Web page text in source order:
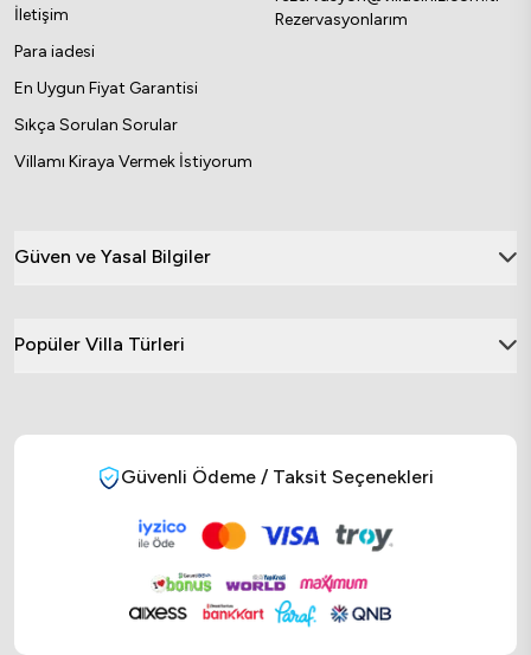
İletişim
Para iadesi
En Uygun Fiyat Garantisi
Sıkça Sorulan Sorular
Villamı Kiraya Vermek İstiyorum
Rezervasyonlarım
Güven ve Yasal Bilgiler
Popüler Villa Türleri
Güvenli Ödeme / Taksit Seçenekleri